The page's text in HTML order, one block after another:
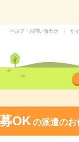
ヘルプ・お問い合わせ サ
OKの派遣の